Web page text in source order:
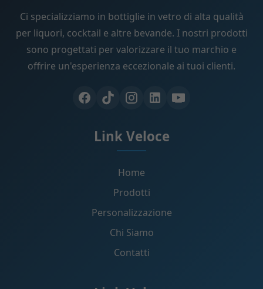
Ci specializziamo in bottiglie in vetro di alta qualità
per liquori, cocktail e altre bevande. I nostri prodotti
sono progettati per valorizzare il tuo marchio e
offrire un'esperienza eccezionale ai tuoi clienti.
Link Veloce
Home
Prodotti
Personalizzazione
Chi Siamo
Contatti